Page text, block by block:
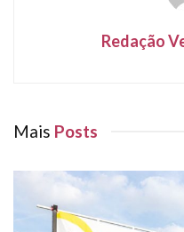
Redação
Mais Posts